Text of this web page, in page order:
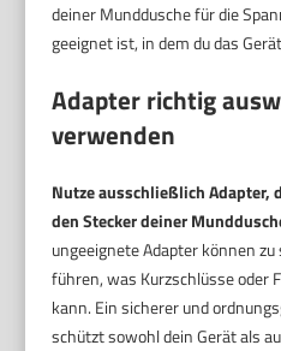
deiner Munddusche für die
geeignet ist, in dem du das
Adapter richtig
verwenden
Nutze ausschließlich Adapter,
den Stecker deiner
ungeeignete Adapter können
führen, was Kurzschlüsse oder
kann. Ein sicherer und
schützt sowohl dein Gerät als